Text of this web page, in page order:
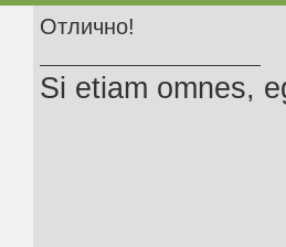
Отлично!
Si etiam omnes,